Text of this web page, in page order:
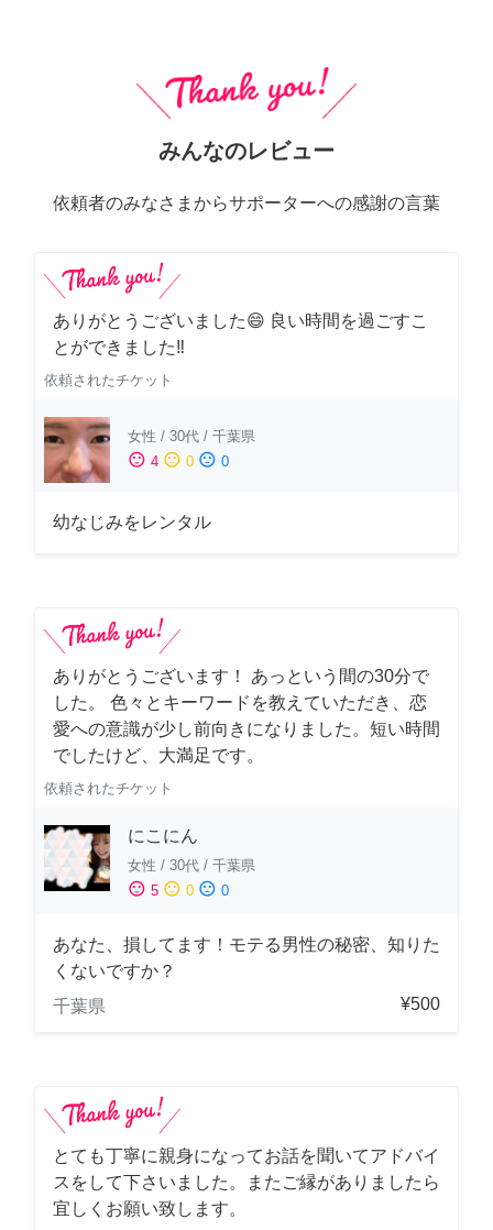
みんなのレビュー
依頼者のみなさまからサポーターへの感謝の言葉
ありがとうございました😄 良い時間を過ごすこ
とができました‼️
依頼されたチケット
女性 / 30代 / 千葉県
sentiment_satisfied 4 sentiment_neutral 0 sentiment_dissatisfied 0
幼なじみをレンタル
ありがとうございます！ あっという間の30分で
した。 色々とキーワードを教えていただき、恋
愛への意識が少し前向きになりました。短い時間
でしたけど、大満足です。
依頼されたチケット
にこにん
女性 / 30代 / 千葉県
sentiment_satisfied 5 sentiment_neutral 0 sentiment_dissatisfied 0
あなた、損してます！モテる男性の秘密、知りた
くないですか？
千葉県
¥500
とても丁寧に親身になってお話を聞いてアドバイ
スをして下さいました。またご縁がありましたら
宜しくお願い致します。